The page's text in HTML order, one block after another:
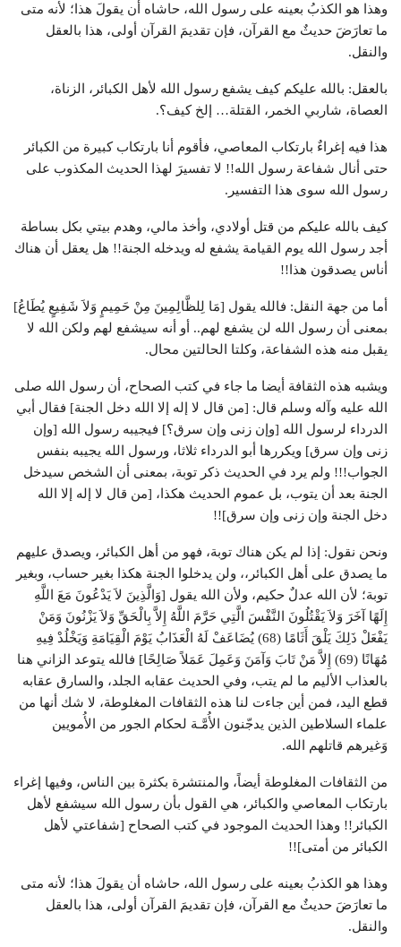
وهذا هو الكذبُ بعينه على رسول الله، حاشاه أن يقولَ هذا؛ لأنه متى
ما تعارَضَ حديثٌ مع القرآن، فإن تقديمَ القرآن أولى، هذا بالعقل
والنقل.
بالعقل: بالله عليكم كيف يشفع رسول الله لأهل الكبائر، الزناة،
العصاة، شاربي الخمر، القتلة… إلخ كيف؟.
هذا فيه إغراءٌ بارتكاب المعاصي، فأقوم أنا بارتكاب كبيرة من الكبائر
حتى أنال شفاعة رسول الله!! لا تفسيرَ لهذا الحديث المكذوب على
رسول الله سوى هذا التفسير.
كيف بالله عليكم من قتل أولادي، وأخذ مالي، وهدم بيتي بكل بساطة
أجد رسول الله يوم القيامة يشفع له ويدخله الجنة!! هل يعقل أن هناك
أناس يصدقون هذا!!
أما من جهة النقل: فالله يقول [مَا لِلظَّالِمِينَ مِنْ حَمِيمٍ وَلاَ شَفِيعٍ يُطَاعُ]
بمعنى أن رسول الله لن يشفع لهم.. أو أنه سيشفع لهم ولكن الله لا
يقبل منه هذه الشفاعة، وكلتا الحالتين محال.
ويشبه هذه الثقافة أيضا ما جاء في كتب الصحاح، أن رسول الله صلى
الله عليه وآله وسلم قال: [من قال لا إله إلا الله دخل الجنة] فقال أبي
الدرداء لرسول الله [وإن زنى وإن سرق؟] فيجيبه رسول الله [وإن
زنى وإن سرق] ويكررها أبو الدرداء ثلاثا، ورسول الله يجيبه بنفس
الجواب!!! ولم يرد في الحديث ذكر توبة، بمعنى أن الشخص سيدخل
الجنة بعد أن يتوب، بل عموم الحديث هكذا، [من قال لا إله إلا الله
دخل الجنة وإن زنى وإن سرق]!!
ونحن نقول: إذا لم يكن هناك توبة، فهو من أهل الكبائر، ويصدق عليهم
ما يصدق على أهل الكبائر،، ولن يدخلوا الجنة هكذا بغير حساب، وبغير
توبة؛ لأن الله عدلٌ حكيم، ولأن الله يقول [وَالَّذِينَ لاَ يَدْعُونَ مَعَ اللَّهِ
إِلَهًا آخَرَ وَلاَ يَقْتُلُونَ النَّفْسَ الَّتِي حَرَّمَ اللَّهُ إِلاَّ بِالْحَقِّ وَلاَ يَزْنُونَ وَمَنْ
يَفْعَلْ ذَلِكَ يَلْقَ أَثَامًا (68) يُضَاعَفْ لَهُ الْعَذَابُ يَوْمَ الْقِيَامَةِ وَيَخْلُدْ فِيهِ
مُهَانًا (69) إِلاَّ مَنْ تَابَ وَآمَنَ وَعَمِلَ عَمَلاً صَالِحًا] فالله يتوعد الزاني هنا
بالعذاب الأليم ما لم يتب، وفي الحديث عقابه الجلد، والسارق عقابه
قطع اليد، فمن أين جاءت لنا هذه الثقافات المغلوطة، لا شك أنها من
علماء السلاطين الذين يدجّنون الأُمَّـة لحكام الجور من الأُمويين
وَغيرهم قاتلهم الله.
من الثقافات المغلوطة أيضاً، والمنتشرة بكثرة بين الناس، وفيها إغراء
بارتكاب المعاصي والكبائر، هي القول بأن رسول الله سيشفع لأهل
الكبائر!! وهذا الحديث الموجود في كتب الصحاح [شفاعتي لأهل
الكبائر من أمتى]!!
وهذا هو الكذبُ بعينه على رسول الله، حاشاه أن يقولَ هذا؛ لأنه متى
ما تعارَضَ حديثٌ مع القرآن، فإن تقديمَ القرآن أولى، هذا بالعقل
والنقل.